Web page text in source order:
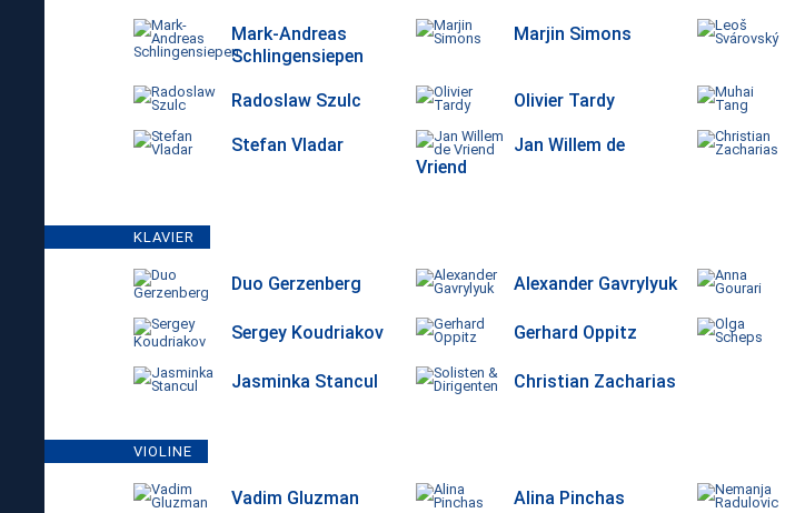
Mark-Andreas
Schlingensiepen
Marjin Simons
Radoslaw Szulc Olivier Tardy
Stefan Vladar
Jan Willem de
Vriend
KLAVIER
Duo Gerzenberg Alexander Gavrylyuk
Sergey Koudriakov Gerhard Oppitz
Jasminka Stancul Christian Zacharias
VIOLINE
Vadim Gluzman Alina Pinchas